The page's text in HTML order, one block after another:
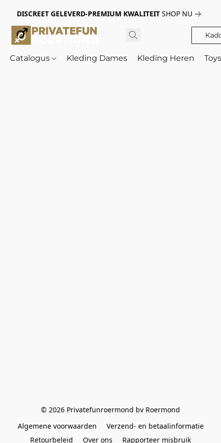
DISCREET GELEVERD-PREMIUM KWALITEIT SHOP NU
Catalogus Kleding Dames Kleding Heren
© 2026 Privatefunroermond bv Roermond
Algemene voorwaarden
Verzend- en betaalinformatie
Retourbeleid
Over ons Rapporteer misbruik